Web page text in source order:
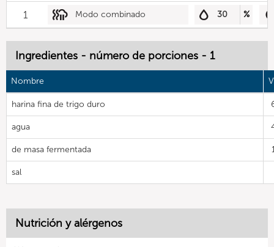
1 Modo combinado 30 %
Ingredientes - número de porciones - 1
Nombre
harina fina de trigo duro
agua
de masa fermentada
sal
Nutrición y alérgenos